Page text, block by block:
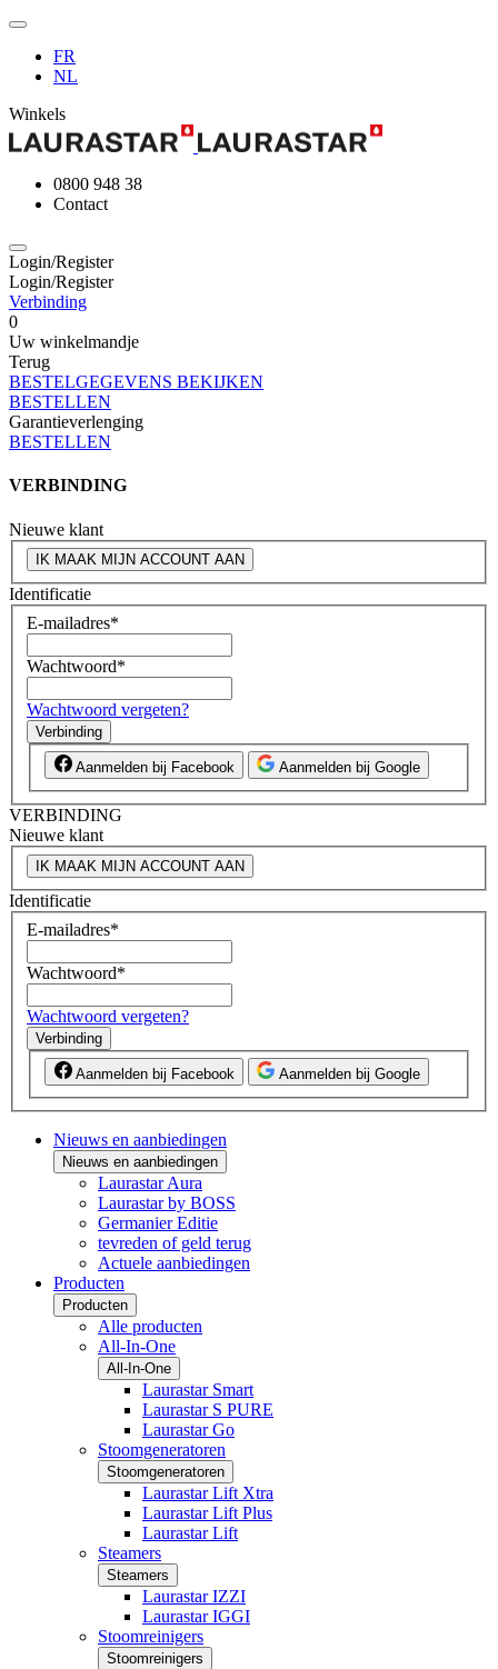
FR
NL
Winkels
0800 948 38
Contact
Login/Register
Login/Register
Verbinding
0
Uw winkelmandje
Terug
BESTELGEGEVENS BEKIJKEN
BESTELLEN
Garantieverlenging
BESTELLEN
VERBINDING
Nieuwe klant
IK MAAK MIJN ACCOUNT AAN
Identificatie
E-mailadres*
Wachtwoord*
Wachtwoord vergeten?
Verbinding
Aanmelden bij Facebook Aanmelden bij Google
VERBINDING
Nieuwe klant
IK MAAK MIJN ACCOUNT AAN
Identificatie
E-mailadres*
Wachtwoord*
Wachtwoord vergeten?
Verbinding
Aanmelden bij Facebook Aanmelden bij Google
Nieuws en aanbiedingen
Nieuws en aanbiedingen
Laurastar Aura
Laurastar by BOSS
Germanier Editie
tevreden of geld terug
Actuele aanbiedingen
Producten
Producten
Alle producten
All-In-One
All-In-One
Laurastar Smart
Laurastar S PURE
Laurastar Go
Stoomgeneratoren
Stoomgeneratoren
Laurastar Lift Xtra
Laurastar Lift Plus
Laurastar Lift
Steamers
Steamers
Laurastar IZZI
Laurastar IGGI
Stoomreinigers
Stoomreinigers